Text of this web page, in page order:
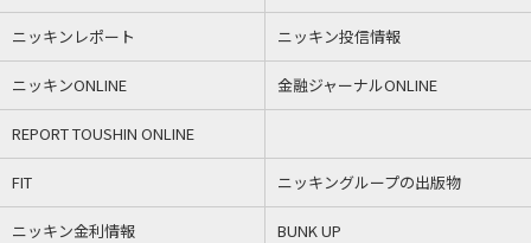
ニッキンレポート ニッキン投信情報
ニッキンONLINE 金融ジャーナルONLINE
REPORT TOUSHIN ONLINE
FIT ニッキングループの出版物
ニッキン金利情報 BUNK UP